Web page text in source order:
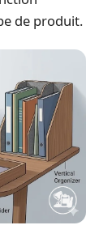
de produit.